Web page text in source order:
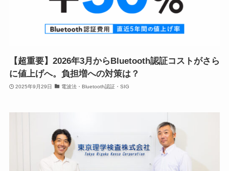
【超重要】2026年3月からBluetooth認証コストがさら
に値上げへ。負担増への対策は？
2025年9月29日 電波法・Bluetooth認証・SIG